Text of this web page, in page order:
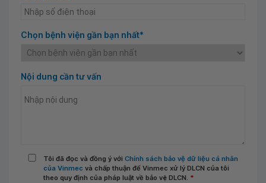
Chọn bệnh viện gần bạn nhất*
Nội dung cần tư vấn
Tôi đã đọc và đồng ý với Chính sách bảo vệ dữ liệu cá nhân
của Vinmec và chấp thuận để Vinmec xử lý DLCN của tôi
theo quy định của pháp luật về bảo vệ DLCN. *